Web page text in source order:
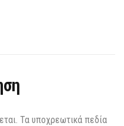
Τα υποχρεωτικά πεδία